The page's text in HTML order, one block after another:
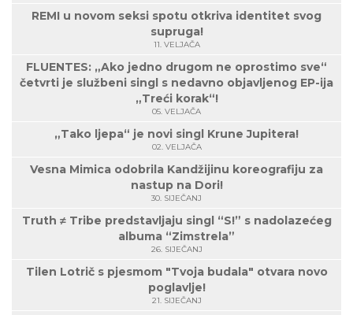
REMI u novom seksi spotu otkriva identitet svog
supruga!
11. VELJAČA
FLUENTES: „Ako jedno drugom ne oprostimo sve“
četvrti je službeni singl s nedavno objavljenog EP-ija
„Treći korak“!
05. VELJAČA
„Tako ljepa“ je novi singl Krune Jupitera!
02. VELJAČA
Vesna Mimica odobrila Kandžijinu koreografiju za
nastup na Dori!
30. SIJEČANJ
Truth ≠ Tribe predstavljaju singl “S!” s nadolazećeg
albuma “Zimstrela”
26. SIJEČANJ
Tilen Lotrič s pjesmom "Tvoja budala" otvara novo
poglavlje!
21. SIJEČANJ